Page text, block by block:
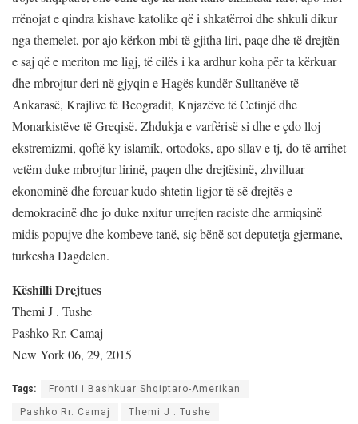
rrënojat e qindra kishave katolike që i shkatërroi dhe shkuli dikur
nga themelet, por ajo kërkon mbi të gjitha liri, paqe dhe të drejtën
e saj që e meriton me ligj, të cilës i ka ardhur koha për ta kërkuar
dhe mbrojtur deri në gjyqin e Hagës kundër Sulltanëve të
Ankarasë, Krajlive të Beogradit, Knjazëve të Cetinjë dhe
Monarkistëve të Greqisë. Zhdukja e varfërisë si dhe e çdo lloj
ekstremizmi, qoftë ky islamik, ortodoks, apo sllav e tj, do të arrihet
vetëm duke mbrojtur lirinë, paqen dhe drejtësinë, zhvilluar
ekonominë dhe forcuar kudo shtetin ligjor të së drejtës e
demokracinë dhe jo duke nxitur urrejten raciste dhe armiqsinë
midis popujve dhe kombeve tanë, siç bënë sot deputetja gjermane,
turkesha Dagdelen.
Këshilli Drejtues
Themi J . Tushe
Pashko Rr. Camaj
New York 06, 29, 2015
Tags: Fronti i Bashkuar Shqiptaro-Amerikan
Pashko Rr. Camaj Themi J . Tushe